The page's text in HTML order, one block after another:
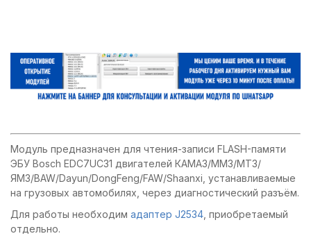
Модуль предназначен для чтения-записи FLASH-памяти
ЭБУ Bosch EDC7UC31 двигателей КАМАЗ/ММЗ/МТЗ/
ЯМЗ/BAW/Dayun/DongFeng/FAW/Shaanxi, устанавливаемые
на грузовых автомобилях, через диагностический разъём.
Для работы необходим адаптер J2534 , приобретаемый
отдельно.